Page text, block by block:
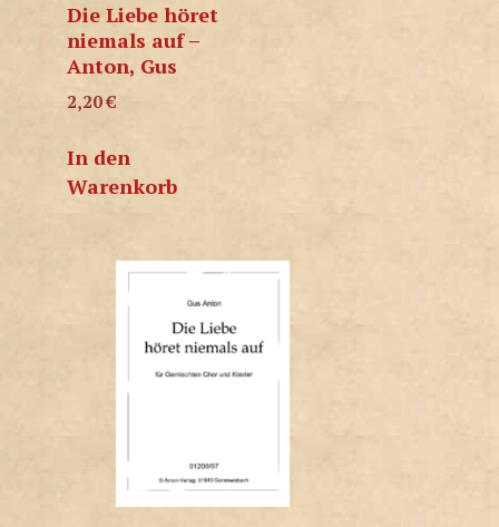
Die Liebe höret
niemals auf –
Anton, Gus
2,20€
In den
Warenkorb